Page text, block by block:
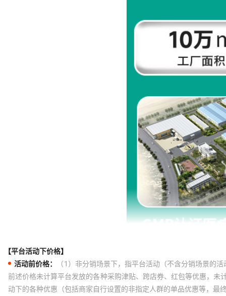
【平台活动下价格】
活动前价格：
（1）非分销场景下，指平台活动（不含分销场景的
前述价格未计算平台发放的各种采购津贴、跨店券、红包等优惠，
动下的各种优惠（包括商家自行设置的非指定人群的单品优惠等，